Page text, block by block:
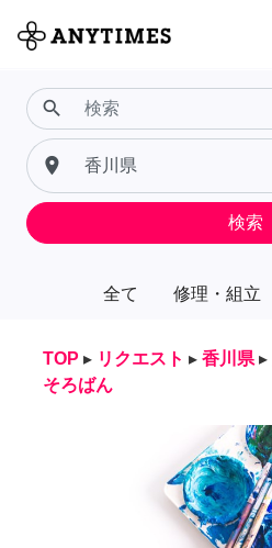
全て 修理・組立
search
place
検索
TOP ▸ リクエスト ▸ 香川県 ▸
そろばん